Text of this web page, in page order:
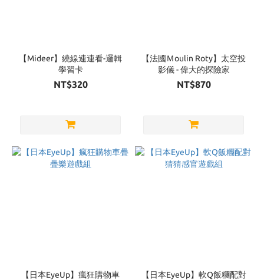
Show
【Mideer】繞線連連看-邏輯
學習卡
NT$320
【法國Ｍoulin Roty】太空投
影儀 - 偉大的探險家
NT$870
【日本EyeUp】瘋狂購物車
【日本EyeUp】軟Q飯糰配對